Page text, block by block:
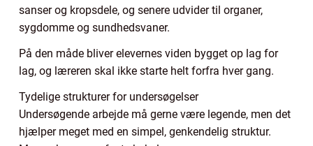
sanser og kropsdele, og senere udvider til organer,
sygdomme og sundhedsvaner.
På den måde bliver elevernes viden bygget op lag for
lag, og læreren skal ikke starte helt forfra hver gang.
Tydelige strukturer for undersøgelser
Undersøgende arbejde må gerne være legende, men det
hjælper meget med en simpel, genkendelig struktur.